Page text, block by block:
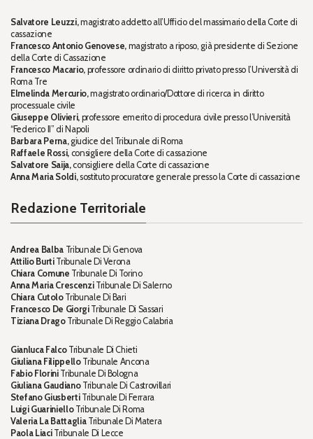
Salvatore Leuzzi,magistrato addetto all’Ufficio del massimario della Corte di
cassazione
Francesco Antonio Genovese, magistrato a riposo, già presidente di Sezione
della Corte di Cassazione
Francesco Macario,professore ordinario di diritto privato presso l’Università di
Roma Tre
Elmelinda Mercurio,magistrato ordinario/Dottore di ricerca in diritto
processuale civile
Giuseppe Olivieri,professore emerito di procedura civile presso l’Università
“Federico II” di Napoli
Barbara Perna,giudice del Tribunale di Roma
Raffaele Rossi, consigliere della Corte di cassazione
Salvatore Saija,consigliere della Corte di cassazione
Anna Maria Soldi,sostituto procuratore generale presso la Corte di cassazione
Redazione Territoriale
Andrea BalbaTribunale Di Genova
Attilio BurtiTribunale Di Verona
Chiara Comune Tribunale Di Torino
Anna Maria CrescenziTribunale Di Salerno
Chiara CutoloTribunale Di Bari
Francesco De GiorgiTribunale Di Sassari
Tiziana DragoTribunale Di Reggio Calabria
Gianluca FalcoTribunale Di Chieti
Giuliana FilippelloTribunale Ancona
Fabio FloriniTribunale Di Bologna
Giuliana GaudianoTribunale Di Castrovillari
Stefano GiusbertiTribunale Di Ferrara
Luigi GuarinielloTribunale Di Roma
Valeria La BattagliaTribunale Di Matera
Paola LiaciTribunale Di Lecce